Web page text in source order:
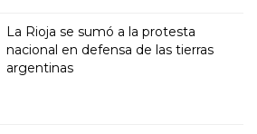
La Rioja se sumó a la protesta
nacional en defensa de las tierras
argentinas